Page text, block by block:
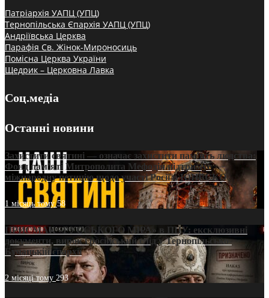
Патріархія УАПЦ (УПЦ)
Тернопільська Єпархія УАПЦ (УПЦ)
Андріївська Церква
Парафія Св. Жінок-Мироносиць
Помісна Церква України
Щедрик – Церковна Лавка
Соц.медіа
Останні новини
Захистити святині — означає захистити пам’ять людства:
Фонд пам’яті Митрополита Мефодія підтримує
міжнародну петицію щодо участі Росії в ЮНЕСКО
1 місяць тому58
ПРИСМАК «РУССЬКОГО МІРА» в ПЦУ: ексклюзивні
документи, вирок і російський слід у Тернопільсько-
Бучацькій єпархії
2 місяці тому 293